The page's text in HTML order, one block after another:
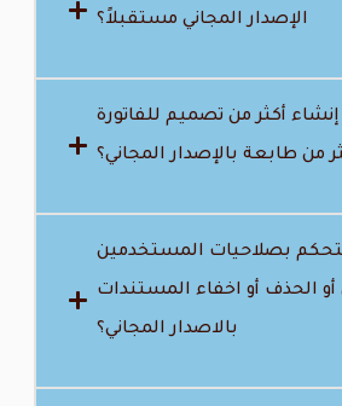
الإصدار المجاني مستقبلاً؟
أكثر من تصميم للفاتورة
من طابعة بالإصدار المجاني؟
بصلاحيات المستخدمين
الحذف أو اخفاء المستندات
بالاصدار المجاني؟